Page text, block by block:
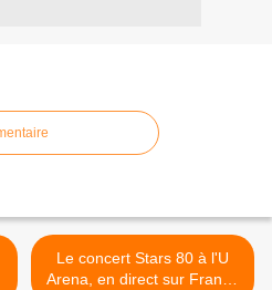
Le concert Stars 80 à l'U
Arena, en direct sur France